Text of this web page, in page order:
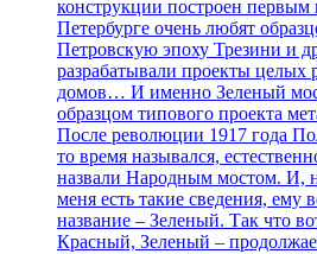
конструкции построен первым
Петербурге очень любят
Петровскую эпоху Трезини и
разрабатывали проекты
домов… И именно Зеленый
образцом типового проекта
После революции 1917 года
то время назывался,
назвали Народным мостом. И,
меня есть такие сведения, ему
название – Зеленый. Так что
Красный, Зеленый –